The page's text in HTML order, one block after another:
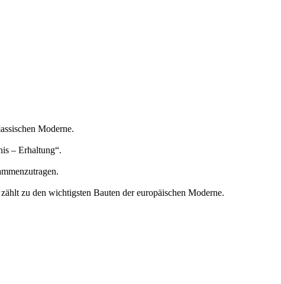
Moderne.
– Erhaltung“.
zu den wichtigsten Bauten der europäischen Moderne.